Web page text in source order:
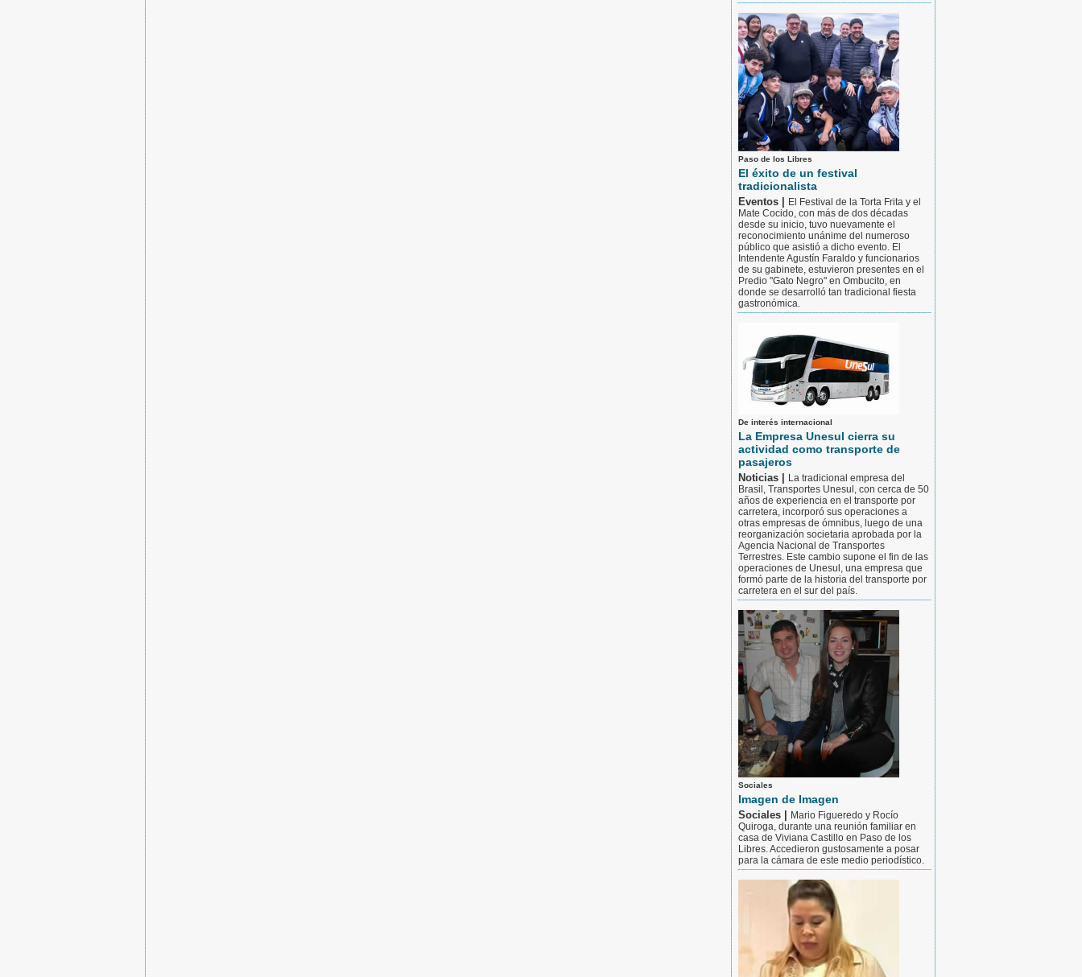
Paso de los Libres
El éxito de un festival
tradicionalista
Eventos |
El Festival de la Torta Frita y el
Mate Cocido, con más de dos décadas
desde su inicio, tuvo nuevamente el
reconocimiento unánime del numeroso
público que asistió a dicho evento. El
Intendente Agustín Faraldo y funcionarios
de su gabinete, estuvieron presentes en el
Predio "Gato Negro" en Ombucito, en
donde se desarrolló tan tradicional fiesta
gastronómica.
De interés internacional
La Empresa Unesul cierra su
actividad como transporte de
pasajeros
Noticias |
La tradicional empresa del
Brasil, Transportes Unesul, con cerca de 50
años de experiencia en el transporte por
carretera, incorporó sus operaciones a
otras empresas de ómnibus, luego de una
reorganización societaria aprobada por la
Agencia Nacional de Transportes
Terrestres. Este cambio supone el fin de las
operaciones de Unesul, una empresa que
formó parte de la historia del transporte por
carretera en el sur del país.
Sociales
Imagen de Imagen
Sociales |
Mario Figueredo y Rocío
Quiroga, durante una reunión familiar en
casa de Viviana Castillo en Paso de los
Libres. Accedieron gustosamente a posar
para la cámara de este medio periodístico.